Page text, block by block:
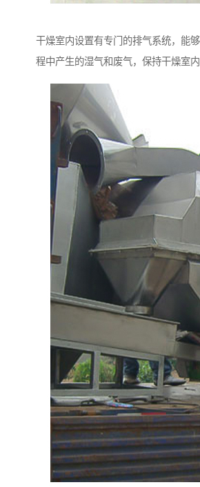
干燥室内设置有专门的排气系统，能
程中产生的湿气和废气，保持干燥室内